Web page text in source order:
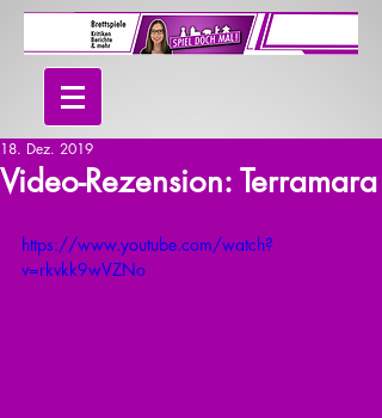
Video-Rezension: Terramara
18. Dez. 2019
https://www.youtube.com/watch?
v=rkvkk9wVZNo